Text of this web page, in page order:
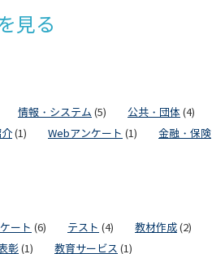
見る
情報・システム (5) 公共・団体 (4)
介 (1) Webアンケート (1) 金融・保険
ート (6) テスト (4) 教材作成 (2)
彰 (1) 教育サービス (1)